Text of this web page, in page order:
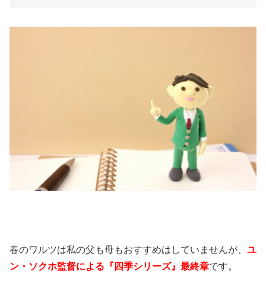
春のワルツは私の父も母もおすすめはしていませんが、 ユ
ン・ソクホ監督による『四季シリーズ』最終章です。